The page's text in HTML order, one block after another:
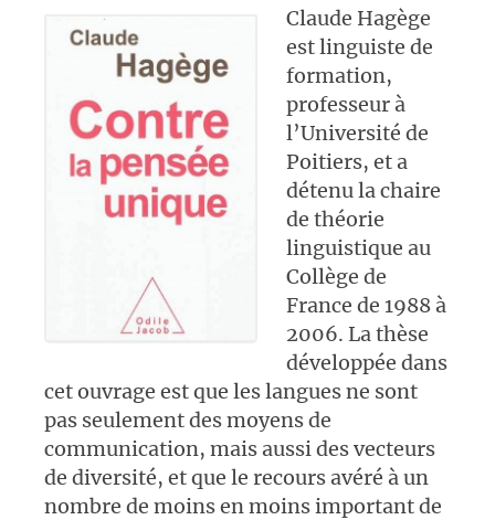
Claude Hagège
est linguiste de
formation,
professeur à
l’Université de
Poitiers, et a
détenu la chaire
de théorie
linguistique au
Collège de
France de 1988 à
2006. La thèse
développée dans
cet ouvrage est que les langues ne sont
pas seulement des moyens de
communication, mais aussi des vecteurs
de diversité, et que le recours avéré à un
nombre de moins en moins important de